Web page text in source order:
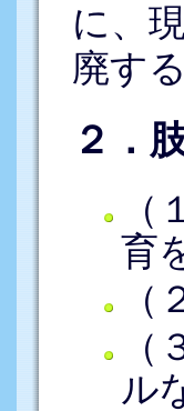
に、
廃す
２．
育
ル